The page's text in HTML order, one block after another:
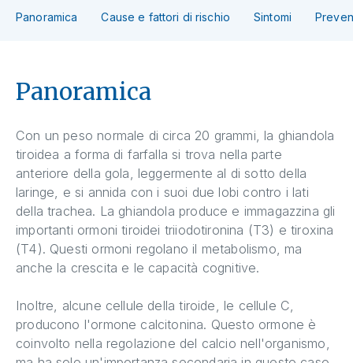
Panoramica Cause e fattori di rischio Sintomi
Panoramica
Con un peso normale di circa 20 grammi, la ghiandola
tiroidea a forma di farfalla si trova nella parte
anteriore della gola, leggermente al di sotto della
laringe, e si annida con i suoi due lobi contro i lati
della trachea. La ghiandola produce e immagazzina gli
importanti ormoni tiroidei triiodotironina (T3) e tiroxina
(T4). Questi ormoni regolano il metabolismo, ma
anche la crescita e le capacità cognitive.
Inoltre, alcune cellule della tiroide, le cellule C,
producono l'ormone calcitonina. Questo ormone è
coinvolto nella regolazione del calcio nell'organismo,